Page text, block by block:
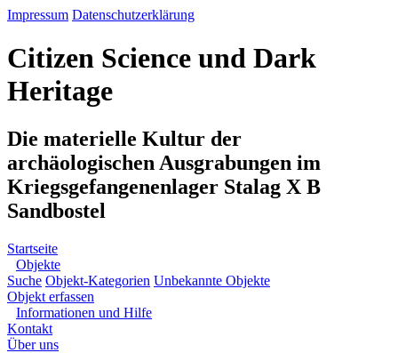
Impressum Datenschutzerklärung
Citizen Science und Dark
Heritage
Die materielle Kultur der
archäologischen Ausgrabungen im
Kriegsgefangenenlager Stalag X B
Sandbostel
Startseite
Objekte
Suche Objekt-Kategorien Unbekannte Objekte
Objekt erfassen
Informationen und Hilfe
Kontakt
Über uns